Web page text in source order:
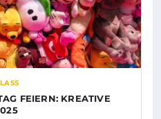
FEIERN: KREATIVE